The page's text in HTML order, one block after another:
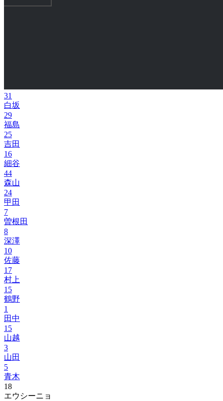
31
白坂
29
福島
25
吉田
16
細谷
44
森山
24
甲田
7
曽根田
8
深澤
10
佐藤
17
村上
15
鶴野
1
田中
15
山越
3
山田
5
青木
18
エウシーニョ